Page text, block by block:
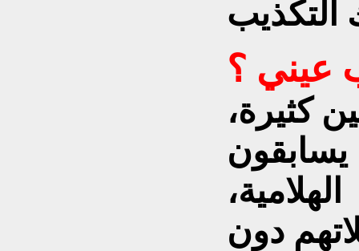
عيني ؟
كثيرة،
دون